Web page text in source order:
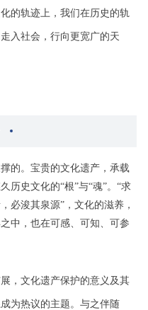
的轨迹上，我们在历史的轨
入社会，行向更宽广的天
的。宝贵的文化遗产，承载
历史文化的“根”与“魂”。“求
必浚其泉源”，文化的滋养，
中，也在可感、可知、可参
文化遗产保护的意义及其
为热议的主题。与之伴随